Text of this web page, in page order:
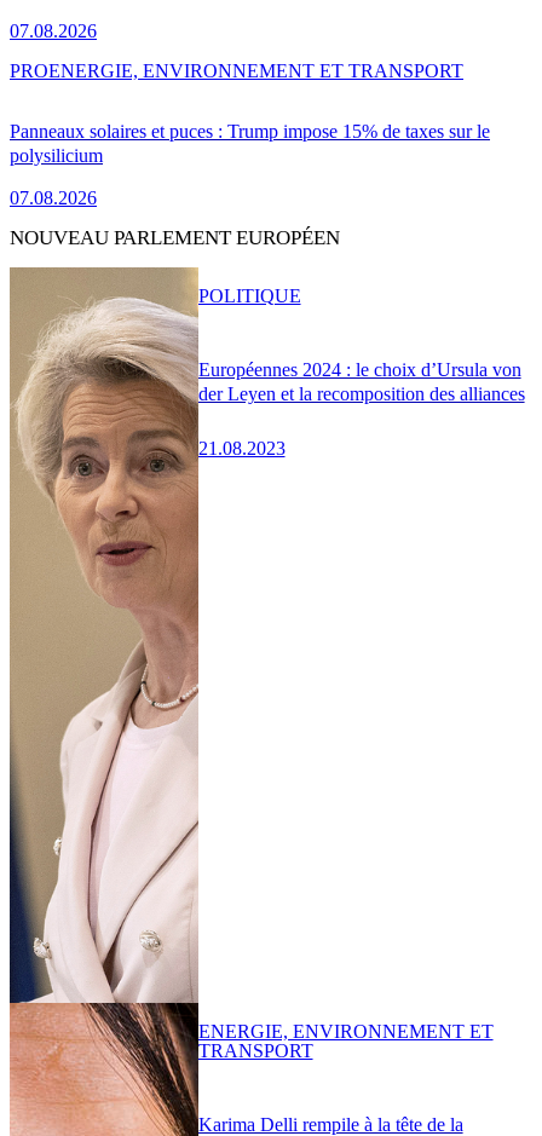
07.08.2026
Panneaux solaires et puces : Trump impose 15% de taxes sur le
polysilicium
07.08.2026
PROENERGIE, ENVIRONNEMENT ET TRANSPORT
NOUVEAU PARLEMENT EUROPÉEN
Européennes 2024 : le choix d’Ursula von
der Leyen et la recomposition des alliances
21.08.2023
POLITIQUE
Karima Delli rempile à la tête de la
ENERGIE, ENVIRONNEMENT ET
TRANSPORT